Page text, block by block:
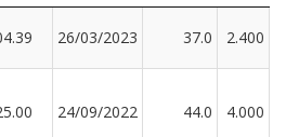
26/03/2023 37.0 2.400
24/09/2022 44.0 4.000